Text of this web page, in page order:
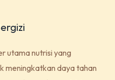
utama nutrisi yang
meningkatkan daya tahan